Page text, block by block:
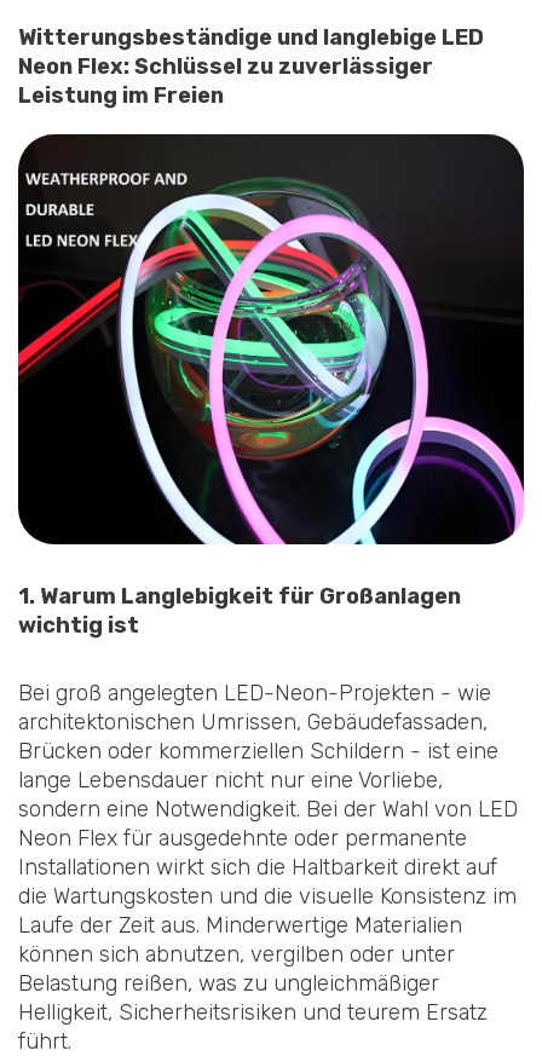
Witterungsbeständige und langlebige LED
Neon Flex: Schlüssel zu zuverlässiger
Leistung im Freien
1. Warum Langlebigkeit für Großanlagen
wichtig ist
Bei groß angelegten LED-Neon-Projekten - wie
architektonischen Umrissen, Gebäudefassaden,
Brücken oder kommerziellen Schildern - ist eine
lange Lebensdauer nicht nur eine Vorliebe,
sondern eine Notwendigkeit. Bei der Wahl von LED
Neon Flex für ausgedehnte oder permanente
Installationen wirkt sich die Haltbarkeit direkt auf
die Wartungskosten und die visuelle Konsistenz im
Laufe der Zeit aus. Minderwertige Materialien
können sich abnutzen, vergilben oder unter
Belastung reißen, was zu ungleichmäßiger
Helligkeit, Sicherheitsrisiken und teurem Ersatz
führt.